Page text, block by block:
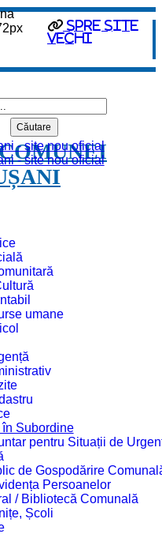
spre site
vechi
umane
Subordine
pentru Situații de
de Gospodărire
Persoanelor
/ Bibliotecă Comunală
Școli